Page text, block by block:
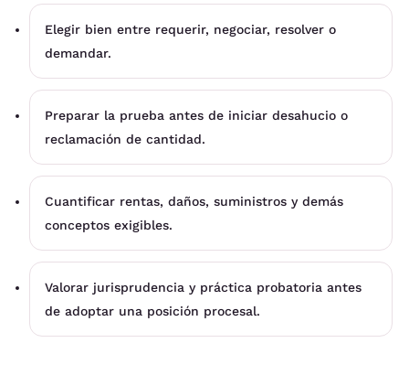
Elegir bien entre requerir, negociar, resolver o
demandar.
Preparar la prueba antes de iniciar desahucio o
reclamación de cantidad.
Cuantificar rentas, daños, suministros y demás
conceptos exigibles.
Valorar jurisprudencia y práctica probatoria antes
de adoptar una posición procesal.